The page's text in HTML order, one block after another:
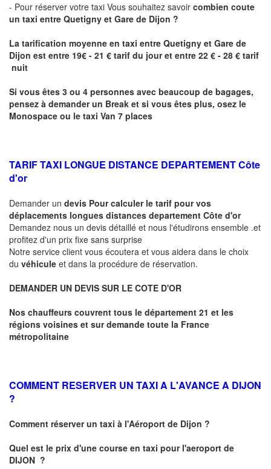
- Pour réserver votre taxi Vous souhaitez savoir combien coute
un taxi entre Quetigny et Gare de Dijon ?
La tarification moyenne en taxi entre Quetigny et Gare de
Dijon est entre 19€ - 21 € tarif du jour et entre 22 € - 28 € tarif
nuit
Si vous êtes 3 ou 4 personnes avec beaucoup de bagages,
pensez à demander un Break et si vous êtes plus, osez le
Monospace ou le taxi Van 7 places
TARIF TAXI LONGUE DISTANCE DEPARTEMENT Côte
d'or
Demander un devis Pour calculer le tarif pour vos
déplacements longues distances departement Côte d'or
Demandez nous un devis détaillé et nous l'étudirons ensemble .et
profitez d'un prix fixe sans surprise
Notre service client vous écoutera et vous aidera dans le choix
du véhicule et dans la procédure de réservation.
DEMANDER UN DEVIS SUR LE COTE D'OR
Nos chauffeurs couvrent tous le département 21 et les
régions voisines et sur demande toute la France
métropolitaine
COMMENT RESERVER UN TAXI A L'AVANCE A DIJON
?
Comment réserver un taxi à l'Aéroport de Dijon ?
Quel est le prix d'une course en taxi pour l'aeroport de
DIJON ?